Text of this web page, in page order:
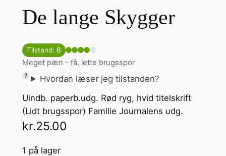
De lange Skygger
Tilstand: B
Meget pæn – få, lette brugsspor
Hvordan læser jeg tilstanden?
Uindb. paperb.udg. Rød ryg, hvid titelskrift
(Lidt brugsspor) Familie Journalens udg.
kr.25.00
1 på lager